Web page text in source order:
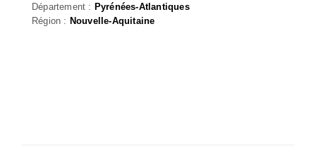
Département : Pyrénées-Atlantiques
Région : Nouvelle-Aquitaine